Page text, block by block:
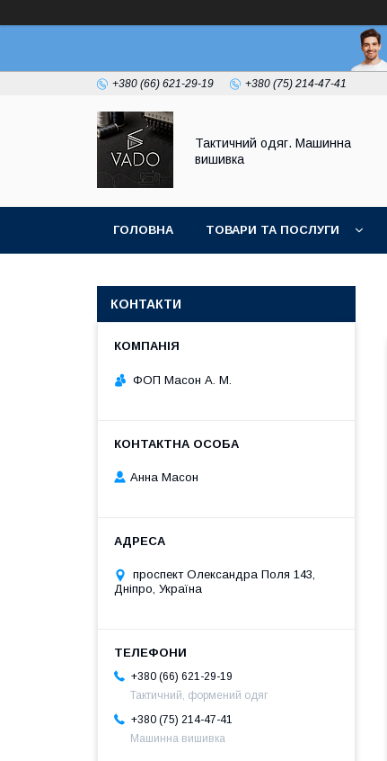
+380 (66) 621-29-19 +380 (75) 214-47-41
Тактичний одяг. Машинна
вишивка
ГОЛОВНА ТОВАРИ ТА ПОСЛУГИ
КОНТАКТИ
ФОП Масон А. М.
Анна Масон
проспект Олександра Поля 143,
Дніпро, Україна
+380 (66) 621-29-19
Тактичний, формений одяг
+380 (75) 214-47-41
Машинна вишивка